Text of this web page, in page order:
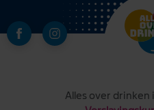
Alles over drinken